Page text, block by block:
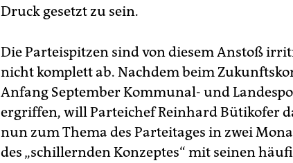
Druck gesetzt zu sein.
Die Parteispitzen sind von diesem Anstoß
nicht komplett ab. Nachdem beim
Anfang September Kommunal- und
ergriffen, will Parteichef Reinhard Bütikofer
nun zum Thema des Parteitages in zwei
des „schillernden Konzeptes“ mit seinen